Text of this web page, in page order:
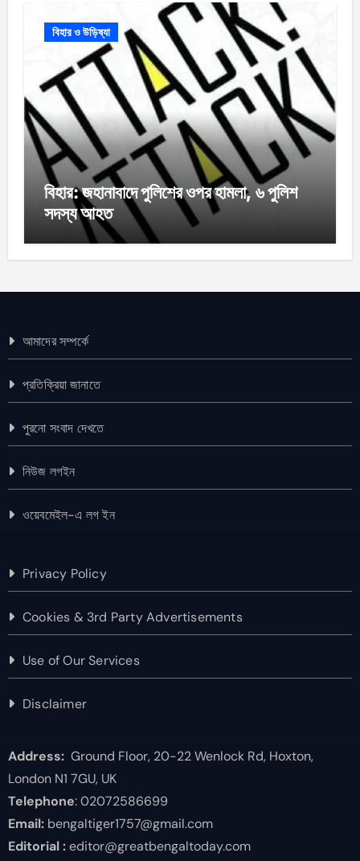
বিহার ও উড়িষ্যা
বিহার: জহানাবাদে পুলিশের ওপর হামলা, ৬ পুলিশ
সদস্য আহত
আমাদের সম্পর্কে
প্রতিক্রিয়া জানাতে
পুরনো সংবাদ দেখতে
নিউজ লগইন
ওয়েবমেইল-এ লগ ইন
Privacy Policy
Cookies & 3rd Party Advertisements
Use of Our Services
Disclaimer
Address:Ground Floor, 20-22 Wenlock Rd, Hoxton,
London N1 7GU, UK
Telephone: 02072586699
Email:bengaltiger1757@gmail.com
Editorial :editor@greatbengaltoday.com